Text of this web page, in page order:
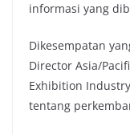
informasi yang
Dikesempatan
Director Asia/
Exhibition
tentang